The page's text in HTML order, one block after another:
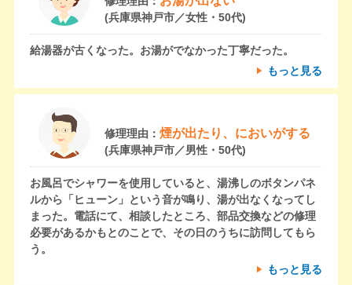
(兵庫県神戸市／女性・50代)
給湯器が古くなった。お湯がでなかった丁寧だった。
もっと見る
修理理由： 煙が出たり、においがする
(兵庫県神戸市／男性・50代)
お風呂でシャワーを使用していると、湯沸しのボタンパネ
ルから「ヒューン」という音が鳴り、湯が出なくなってし
まった。電話にて、相談したところ、部品交換などの修理
必要があるかもとのことで、その日のうちに訪問してもら
う。
もっと見る